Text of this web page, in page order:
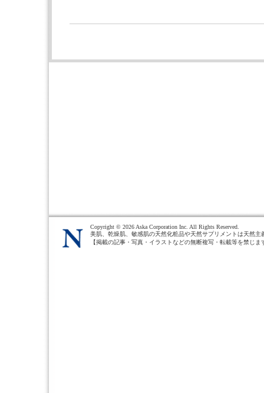
Copyright © 2026 Aska Corporation Inc. All Rights Reserved.
美肌、乾燥肌、敏感肌の天然化粧品や天然サプリメントは天然主
【掲載の記事・写真・イラストなどの無断複写・転載等を禁じま